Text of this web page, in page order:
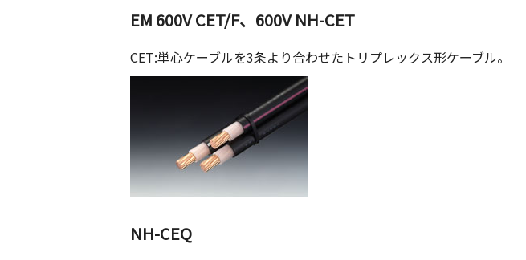
EM 600V CET/F、600V NH-CET
CET:単心ケーブルを3条より合わせたトリプレックス形ケーブル。
NH-CEQ